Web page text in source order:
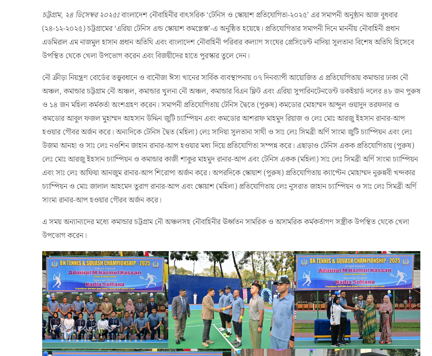
চট্টগ্রাম, ২৪ ডিসেম্বর ২০২৫ঃবাংলাদেশ নৌবাহিনীর বাৎসরিক ‘টেনিস ও স্কোয়াশ প্রতিযোগিতা-২০২৫’ এর সমাপনী অনুষ্ঠান আজ বুধবার
এডমিরাল এম নাজমুল হাসান প্রধান অতিথি এবং বাংলাদেশ নৌবাহিনী পরিবার কল্যাণ সংঘের প্রেসিডেন্ট নাদিয়া সুলতানা বিশেষ অতিথি হিসেবে
উপস্থিত থেকে খেলা উপভোগ করেন এবং বিজয়ীদের হাতে পুরস্কার তুলে দেন।
নৌ ক্রীড়া নিয়ন্ত্রণ বোর্ডের তত্ত্ববধানে ও বানৌজা ঈসা খানের সার্বিক ব্যবস্থাপনায় ০৭ দিনব্যাপী আয়োজিত এ প্রতিযোগিতায় কমান্ডার ঢাকা নৌ
অঞ্চল, কমান্ডার চট্টগ্রাম নৌ অঞ্চল, কমান্ডার খুলনা নৌ অঞ্চল, কমান্ডার বিএন ফ্লিট এবং এরিয়া সুপারিনটেনডেন্ট ডকইয়ার্ড দলের ৪৮ জন পুরুষ
ও ১৪ জন মহিলা কর্মকর্তা অংশগ্রহণ করেন। সমাপনী প্রতিযোগিতায় টেনিস দ্বৈতে (পুরুষ) কমডোর মোহাম্মদ আব্দুল ওয়াদুদ তরফদার ও
কমডোর আবুল ফজল মুহাম্মদ আহসান উদ্দিন জুটি চ্যাম্পিয়ন এবং কমডোর আশরাফ মাহমুদ রিয়াজ ও লেঃ মোঃ আরজু ইহসান রানার-আপ
হওয়ার গৌবর অর্জন করে। অন্যদিকে টেনিস দ্বৈত (মহিলা) লেঃ সাদিয়া সুলতানা সাথী ও সাঃ লেঃ সিমব্রী অর্ণি সাংমা জুটি চ্যাম্পিয়ন এবং লেঃ
উজমা আনহা ও সাঃ লেঃ নওশিন জাহান রানার-আপ হওয়ার মধ্য দিয়ে প্রতিযোগিতা সম্পন্ন করে। এছাড়াও টেনিস একক প্রতিযোগিতায় (পুরুষ)
লেঃ মোঃ আরজু ইহসান চ্যাম্পিয়ন ও কমান্ডার কাজী শাকুর মাহমুদ রানার-আপ এবং টেনিস একক (মহিলা) সাঃ লেঃ সিমব্রী অর্ণি সাংমা চ্যাম্পিয়ন
চ্যাম্পিয়ন ও মোঃ জালাল আহমেদ তুরাগ রানার-আপ এবং স্কোয়াশ (মহিলা) প্রতিযোগিতায় লেঃ নুসরাত জাহান চ্যাম্পিয়ন ও সাঃ লেঃ সিমব্রী অর্ণি
সাংমা রানার-আপ হওয়ার গৌরব অর্জন করে।
এ সময় অন্যান্যদের মধ্যে কমান্ডার চট্টগ্রাম নৌ অঞ্চলসহ নৌবাহিনীর ঊর্ধ্বতন সামরিক ও অসামরিক কর্মকর্তাগণ সস্ত্রীক উপস্থিত থেকে খেলা
উপভোগ করেন।